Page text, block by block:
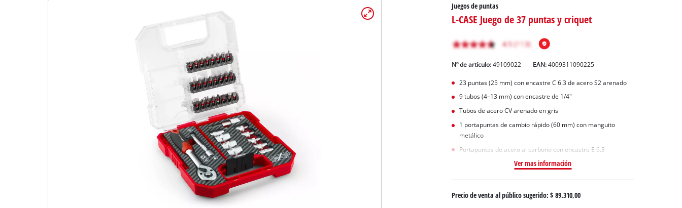
Todos los dispositivos PROFESSIONAL
Herramientas eléctricas PROFESSIONAL
Herramientas de jardín PROFESSIONAL
Todos los productos Power X-Change
Herramientas Power X-Change
Herramientas de jardín Power X-Change
Routers para madera
Bombas para casa y jardín
Bombas sumergibles para aguas sucias
Bombas sumergibles para agua limpia
Juegos de puntas
L-CASE Juego de 37 puntas y criquet
Nº de artículo: 49109022 EAN:4009311090225
23 puntas (25 mm) con encastre C 6.3 de acero S2 arenado
9 tubos (4–13 mm) con encastre de 1/4"
Tubos de acero CV arenado en gris
1 portapuntas de cambio rápido (60 mm) con manguito
metálico
Portapuntas de acero al carbono con encastre E 6.3
Ver mas información
Precio de venta al público sugerido: $ 89.310,00